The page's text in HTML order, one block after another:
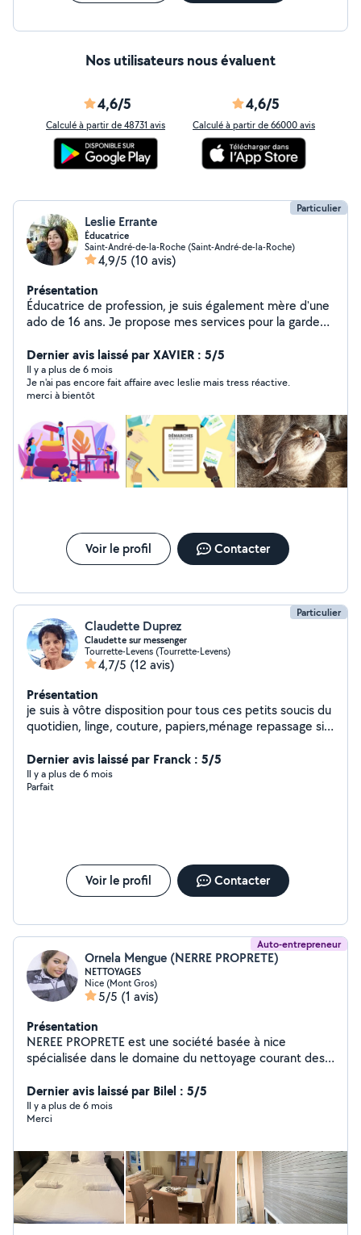
Nos utilisateurs nous évaluent
4,6/5
Calculé à partir de 48731 avis
4,6/5
Calculé à partir de 66000 avis
Particulier
Leslie Errante
Éducatrice
Saint-André-de-la-Roche (Saint-André-de-la-Roche)
4,9/5 (10 avis)
Présentation
Éducatrice de profession, je suis également mère d'une
ado de 16 ans. Je propose mes services pour la garde
également de m'occuper de vos animaux lors de vos
absences, visites et promenades.
Dernier avis laissé par XAVIER : 5/5
Il y a plus de 6 mois
Je n'ai pas encore fait affaire avec leslie mais tress réactive.
merci à bientôt
Voir le profil Contacter
Particulier
Claudette Duprez
Claudette sur messenger
Tourrette-Levens (Tourrette-Levens)
4,7/5 (12 avis)
Présentation
je suis à vôtre disposition pour tous ces petits soucis du
quotidien, linge, couture, papiers,ménage repassage si
personnes et ils ne publient plus mes messages désolée
Impossible de répondre j'ai répondu à trop de
personnes donc plus le droit vous pouvez me joindre sur
Dernier avis laissé par Franck : 5/5
Il y a plus de 6 mois
Parfait
Voir le profil Contacter
Auto-entrepreneur
Ornela Mengue (NERRE PROPRETE)
NETTOYAGES
Nice (Mont Gros)
5/5 (1 avis)
Présentation
NEREE PROPRETE est une société basée à nice
spécialisée dans le domaine du nettoyage courant des
canapés)
Dernier avis laissé par Bilel : 5/5
Il y a plus de 6 mois
Merci